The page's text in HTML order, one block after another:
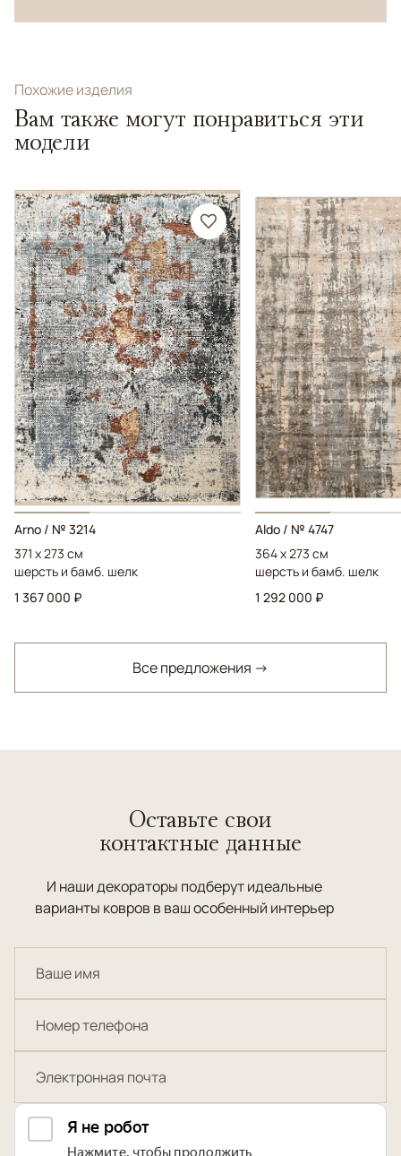
Похожие изделия
Вам также могут понравиться эти
модели
Arno / № 3214
371 x 273 см
шерсть и бамб. шелк
1 367 000 ₽
Aldo / № 4747
364 x 273 см
шерсть и бамб. шелк
1 292 000 ₽
Все предложения →
Оставьте свои
контактные данные
И наши декораторы подберут идеальные
варианты ковров в ваш особенный интерьер